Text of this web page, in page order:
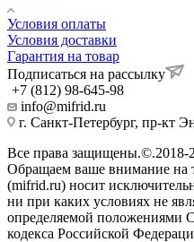
Условия оплаты
Условия доставки
Гарантия на товар
Подписаться на рассылку
+7 (812) 98-645-98
info@mifrid.ru
г. Санкт-Петербург, пр-кт
Все права
Обращаем ваше внимание на
(mifrid.ru) носит
ни при каких условиях не
определяемой положениями
кодекса Российской